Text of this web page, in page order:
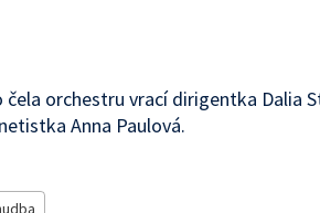
čela orchestru vrací dirigentka Dalia
Anna Paulová.